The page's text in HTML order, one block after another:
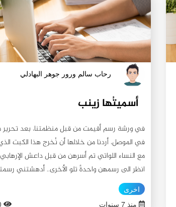
رحاب سالم ورور جوهر البهادلي
أسميتُها زينب
في ورشة رسم أقيمت من قبل منظمتنا، بعد
في الموصل، أردنا من خلالها أن نُخرج هذا الكبت
مع النساء اللواتي تم أسرهن من قبل داعش
انظر الى رسمهن واحدةً تلو الأخرى.. أدهشتني
ومضمون الرسم.. ناديت: من صاحبة هذه الرسمة؟
أنا. قلت: ما أسمك؟ قالت: زينب. قلت: كيف عبّرتِ عن
اخرى
منذ 7 سنوات